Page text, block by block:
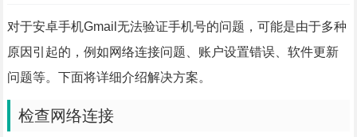
对于安卓手机Gmail无法验证手机号的问题，可能是由于多种
原因引起的，例如网络连接问题、账户设置错误、软件更新
问题等。下面将详细介绍解决方案。
检查网络连接